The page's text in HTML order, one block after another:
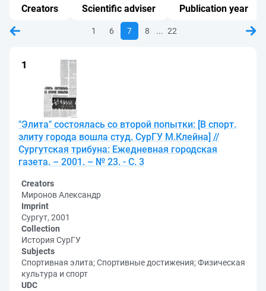
1 6 7 8 ... 22
"Элита" состоялась со второй попытки: [В спорт.
элиту города вошла студ. СурГУ М.Клейна] //
Сургутская трибуна: Ежедневная городская
газета. – 2001. – № 23. - С. 3
Creators
Миронов Александр
Imprint
Сургут, 2001
Collection
История СурГУ
Subjects
Спортивная элита; Спортивные достижения; Физическая
культура и спорт
UDC
Creators Scientific adviser Publication year